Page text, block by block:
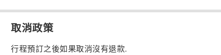
取消政策
行程預訂之後如果取消沒有退款.